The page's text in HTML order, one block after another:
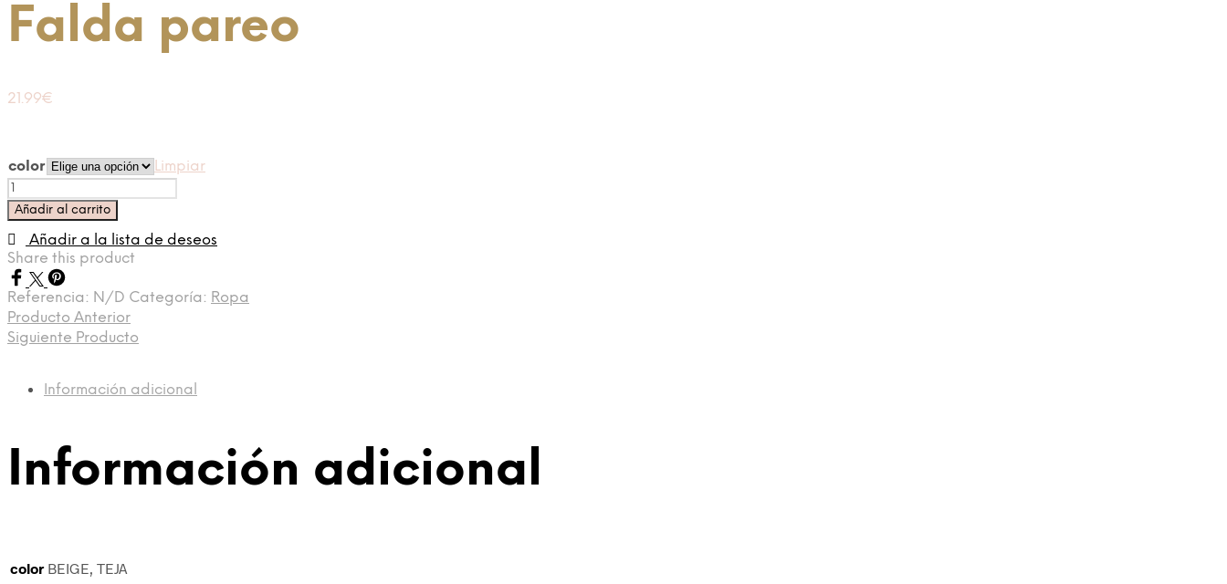
Falda pareo
21.99€
color
Limpiar
Falda
pareo
cantidad
Añadir al carrito
Añadir a la lista de deseos
Share this product
Referencia: N/D Categoría: Ropa
Producto Anterior
Siguiente Producto
Información adicional
Información adicional
color BEIGE, TEJA